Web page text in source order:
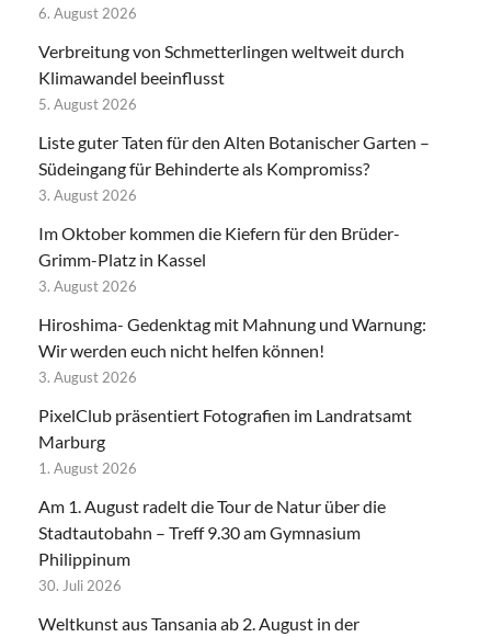
6. August 2026
Verbreitung von Schmetterlingen weltweit durch
Klimawandel beeinflusst
5. August 2026
Liste guter Taten für den Alten Botanischer Garten –
Südeingang für Behinderte als Kompromiss?
3. August 2026
Im Oktober kommen die Kiefern für den Brüder-
Grimm-Platz in Kassel
3. August 2026
Hiroshima- Gedenktag mit Mahnung und Warnung:
Wir werden euch nicht helfen können!
3. August 2026
PixelClub präsentiert Fotografien im Landratsamt
Marburg
1. August 2026
Am 1. August radelt die Tour de Natur über die
Stadtautobahn – Treff 9.30 am Gymnasium
Philippinum
30. Juli 2026
Weltkunst aus Tansania ab 2. August in der